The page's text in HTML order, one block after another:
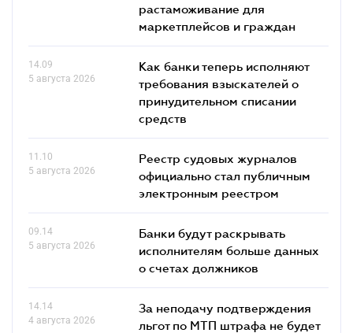
растаможивание для
маркетплейсов и граждан
14.09
5 августа 2026
Как банки теперь исполняют
требования взыскателей о
принудительном списании
средств
11.10
5 августа 2026
Реестр судовых журналов
официально стал публичным
электронным реестром
09.14
5 августа 2026
Банки будут раскрывать
исполнителям больше данных
о счетах должников
14.14
4 августа 2026
За неподачу подтверждения
льгот по МТП штрафа не будет